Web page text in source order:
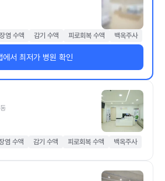
장염 수액 감기 수액 피로회복 수액 백옥주사
에서 최저가 병원 확인
염 수액 감기 수액 피로회복 수액 백옥주사